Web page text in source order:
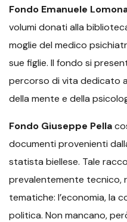
Fondo Emanuele
volumi donati alla
moglie del medico
sue figlie. Il fondo si
percorso di vita dedicato
della mente e della
Fondo Giuseppe Pella
documenti provenienti
statista biellese. Tale
prevalentemente tecnico,
tematiche: l’economia, la
politica. Non mancano,